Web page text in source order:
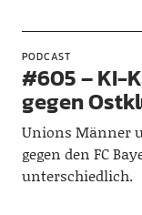
PODCAST
#605 – KI-
gegen
Unions Männer
gegen den FC
unterschiedlich.